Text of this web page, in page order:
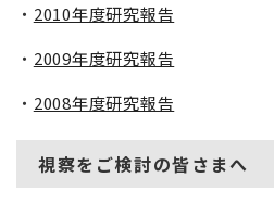
・ 2010年度研究報告
・ 2009年度研究報告
・ 2008年度研究報告
視察をご検討の皆さまへ